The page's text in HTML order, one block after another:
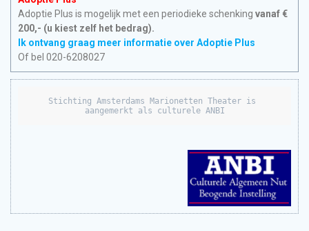
Adoptie Plus is mogelijk met een periodieke schenking vanaf €
200,- (u kiest zelf het bedrag).
Ik ontvang graag meer informatie over Adoptie Plus
Of bel 020-6208027
Stichting Amsterdams Marionetten Theater is
aangemerkt als culturele ANBI